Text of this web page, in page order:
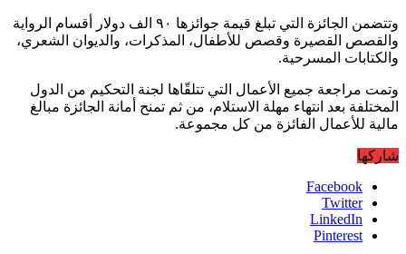
وتتضمن الجائزة التي تبلغ قيمة جوائزها ٩٠ الف دولار أقسام الرواية
والقصص القصيرة وقصص للأطفال، المذكرات، والديوان الشعري،
والكتابات المسرحية.
وتمت مراجعة جميع الأعمال التي تتلقّاها لجنة التحكيم من الدول
المختلفة بعد انتهاء مهلة الاستلام، من ثم تمنح أمانة الجائزة مبالغ
مالية للأعمال الفائزة من كل مجموعة.
شاركها
Facebook
Twitter
LinkedIn
Pinterest